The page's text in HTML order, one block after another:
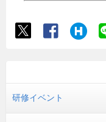
研修イベント